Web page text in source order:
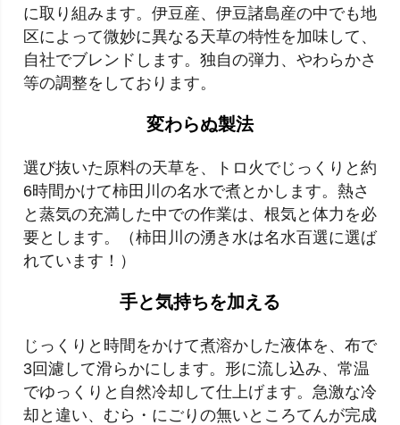
に取り組みます。伊豆産、伊豆諸島産の中でも地
区によって微妙に異なる天草の特性を加味して、
自社でブレンドします。独自の弾力、やわらかさ
等の調整をしております。
変わらぬ製法
選び抜いた原料の天草を、トロ火でじっくりと約
6時間かけて柿田川の名水で煮とかします。熱さ
と蒸気の充満した中での作業は、根気と体力を必
要とします。（柿田川の湧き水は名水百選に選ば
れています！）
手と気持ちを加える
じっくりと時間をかけて煮溶かした液体を、布で
3回濾して滑らかにします。形に流し込み、常温
でゆっくりと自然冷却して仕上げます。急激な冷
却と違い、むら・にごりの無いところてんが完成